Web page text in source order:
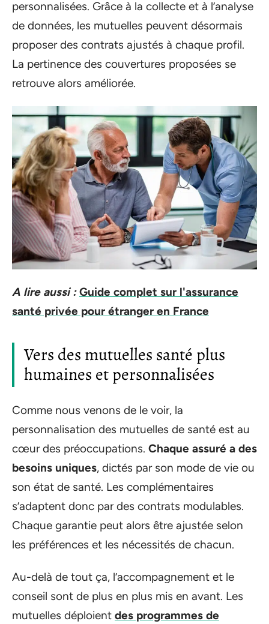
personnalisées. Grâce à la collecte et à l’analyse
de données, les mutuelles peuvent désormais
proposer des contrats ajustés à chaque profil.
La pertinence des couvertures proposées se
retrouve alors améliorée.
A lire aussi : Guide complet sur l'assurance
santé privée pour étranger en France
Vers des mutuelles santé plus
humaines et personnalisées
Comme nous venons de le voir, la
personnalisation des mutuelles de santé est au
cœur des préoccupations. Chaque assuré a des
besoins uniques, dictés par son mode de vie ou
son état de santé. Les complémentaires
s’adaptent donc par des contrats modulables.
Chaque garantie peut alors être ajustée selon
les préférences et les nécessités de chacun.
Au-delà de tout ça, l’accompagnement et le
conseil sont de plus en plus mis en avant. Les
mutuelles déploient des programmes de